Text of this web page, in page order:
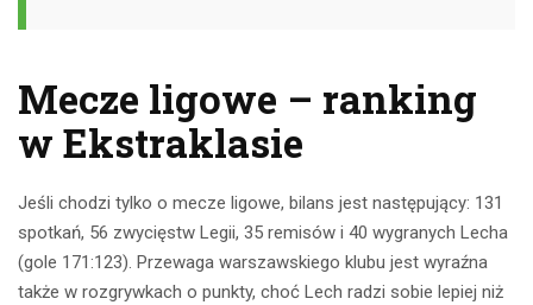
Mecze ligowe – ranking
w Ekstraklasie
Jeśli chodzi tylko o mecze ligowe, bilans jest następujący: 131
spotkań, 56 zwycięstw Legii, 35 remisów i 40 wygranych Lecha
(gole 171:123). Przewaga warszawskiego klubu jest wyraźna
także w rozgrywkach o punkty, choć Lech radzi sobie lepiej niż